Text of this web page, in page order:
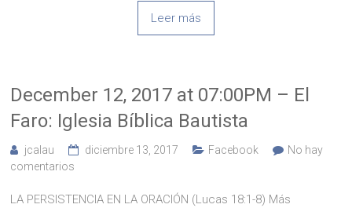
Leer más
December 12, 2017 at 07:00PM – El
Faro: Iglesia Bíblica Bautista
jcalau diciembre 13, 2017 Facebook
No hay
comentarios
LA PERSISTENCIA EN LA ORACIÓN (Lucas 18:1-8) Más